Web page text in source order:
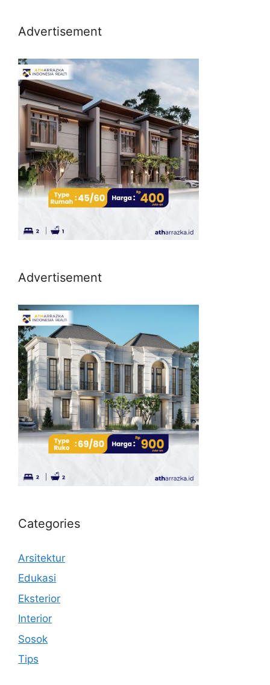
Advertisement
Advertisement
Categories
Arsitektur
Edukasi
Eksterior
Interior
Sosok
Tips